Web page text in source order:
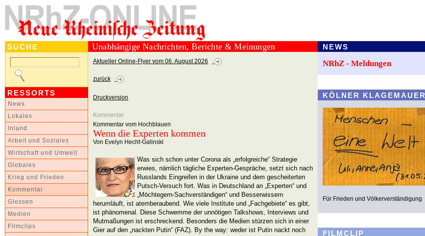
SUCHE
RESSORTS
News
Lokales
Inland
Arbeit und Soziales
Wirtschaft und Umwelt
Globales
Krieg und Frieden
Kommentar
Glossen
Medien
Filmclips
Unabhängige Nachrichten, Berichte & Meinungen
Aktueller Online-Flyer vom 06. August 2026
zurück
Druckversion
Kommentar
Kommentar vom Hochblauen
Wenn die Experten kommen
Von Evelyn Hecht-Galinski
Was sich schon unter Corona als „erfolgreiche“ Strategie
erwies, nämlich tägliche Experten-Gespräche, setzt sich nach
Russlands Eingreifen in der Ukraine und dem gescheiterten
Putsch-Versuch fort. Was in Deutschland an „Experten“ und
„Möchtegern-Sachverständigen“ und Besserwissern
herumläuft, ist atemberaubend. Wie viele Institute und „Fachgebiete“ es gibt,
ist phänomenal. Diese Schwemme der unnötigen Talkshows, Interviews und
Mutmaßungen ist erschreckend. Besonders die Medien stürzen sich in einer
Gier auf den „nackten Putin“ (FAZ). By the way: weder ist Putin nackt noch
NEWS
NRhZ - Meldungen
KÖLNER KLAGEMAUER
Für Frieden und Völkerverständigung
FILMCLIP